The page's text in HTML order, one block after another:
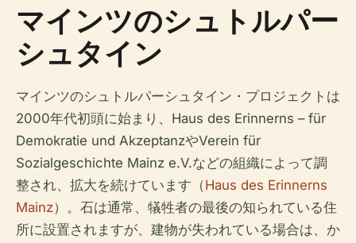
マインツのシュトルパー
シュタイン
マインツのシュトルパーシュタイン・プロジェクトは
2000年代初頭に始まり、Haus des Erinnerns – für
Demokratie und AkzeptanzやVerein für
Sozialgeschichte Mainz e.V.などの組織によって調
整され、拡大を続けています（Haus des Erinnerns
Mainz）。石は通常、犠牲者の最後の知られている住
所に設置されますが、建物が失われている場合は、か